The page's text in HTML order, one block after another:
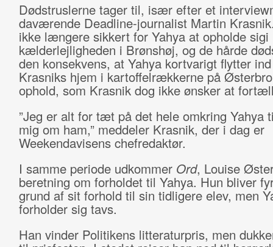
Dødstruslerne tager til, især efter et
daværende Deadline-journalist Martin
ikke længere sikkert for Yahya at opholde sigi
kælderlejligheden i Brønshøj, og de hårde
den konsekvens, at Yahya kortvarigt flytter
Krasniks hjem i kartoffelrækkerne på
ophold, som Krasnik dog ikke ønsker at
”Jeg er alt for tæt på det hele omkring Yahya
mig om ham,” meddeler Krasnik, der i dag er
Weekendavisens chefredaktør.
I samme periode udkommer Ord, Louise
beretning om forholdet til Yahya. Hun bliver
grund af sit forhold til sin tidligere elev, men
forholder sig tavs.
Han vinder Politikens litteraturpris, men